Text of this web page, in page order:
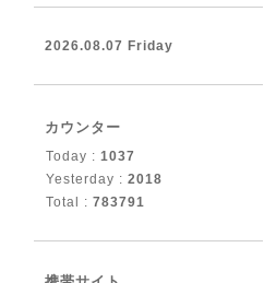
2026.08.07 Friday
カウンター
Today : 1037
Yesterday : 2018
Total : 783791